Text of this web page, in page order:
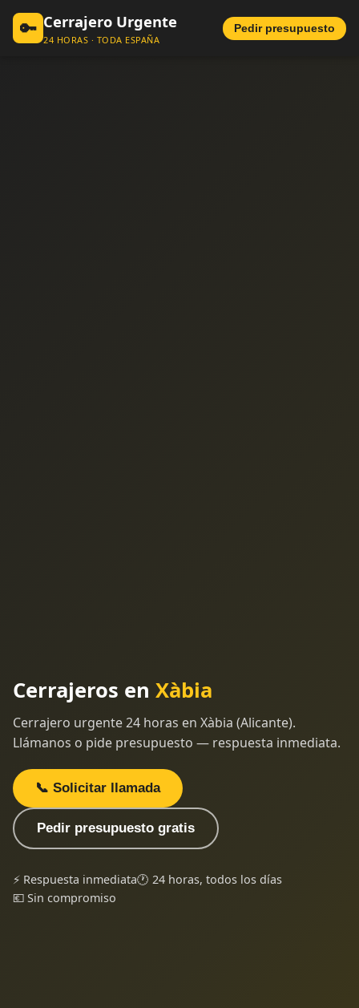
🔑 Cerrajero Urgente
24 HORAS · TODA ESPAÑA
Pedir presupuesto
Cerrajeros en Xàbia
Cerrajero urgente 24 horas en Xàbia (Alicante).
Llámanos o pide presupuesto — respuesta inmediata.
📞 Solicitar llamada
Pedir presupuesto gratis
⚡ Respuesta inmediata🕐 24 horas, todos los días
💶 Sin compromiso